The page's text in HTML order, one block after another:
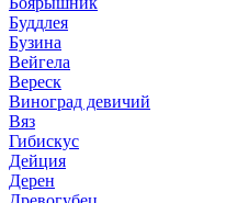
Буддлея
Бузина
Вейгела
Вереск
Виноград девичий
Вяз
Гибискус
Дейция
Дерен